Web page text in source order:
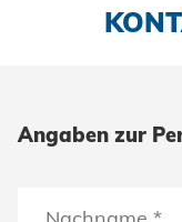
Angaben zur